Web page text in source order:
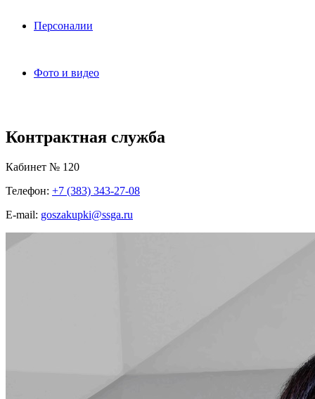
Персоналии
Фото и видео
Контрактная служба
Кабинет № 120
Телефон: +7 (383) 343-27-08
E-mail: goszakupki@ssga.ru